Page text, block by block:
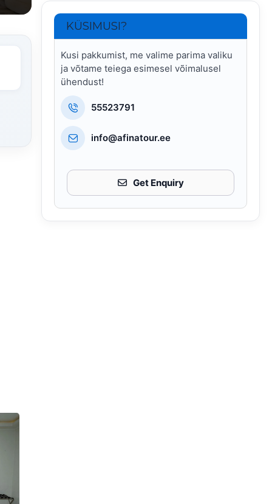
KÜSIMUSI?
Kusi pakkumist, me valime parima valiku
ja võtame teiega esimesel võimalusel
ühendust!
55523791
info@afinatour.ee
Get Enquiry